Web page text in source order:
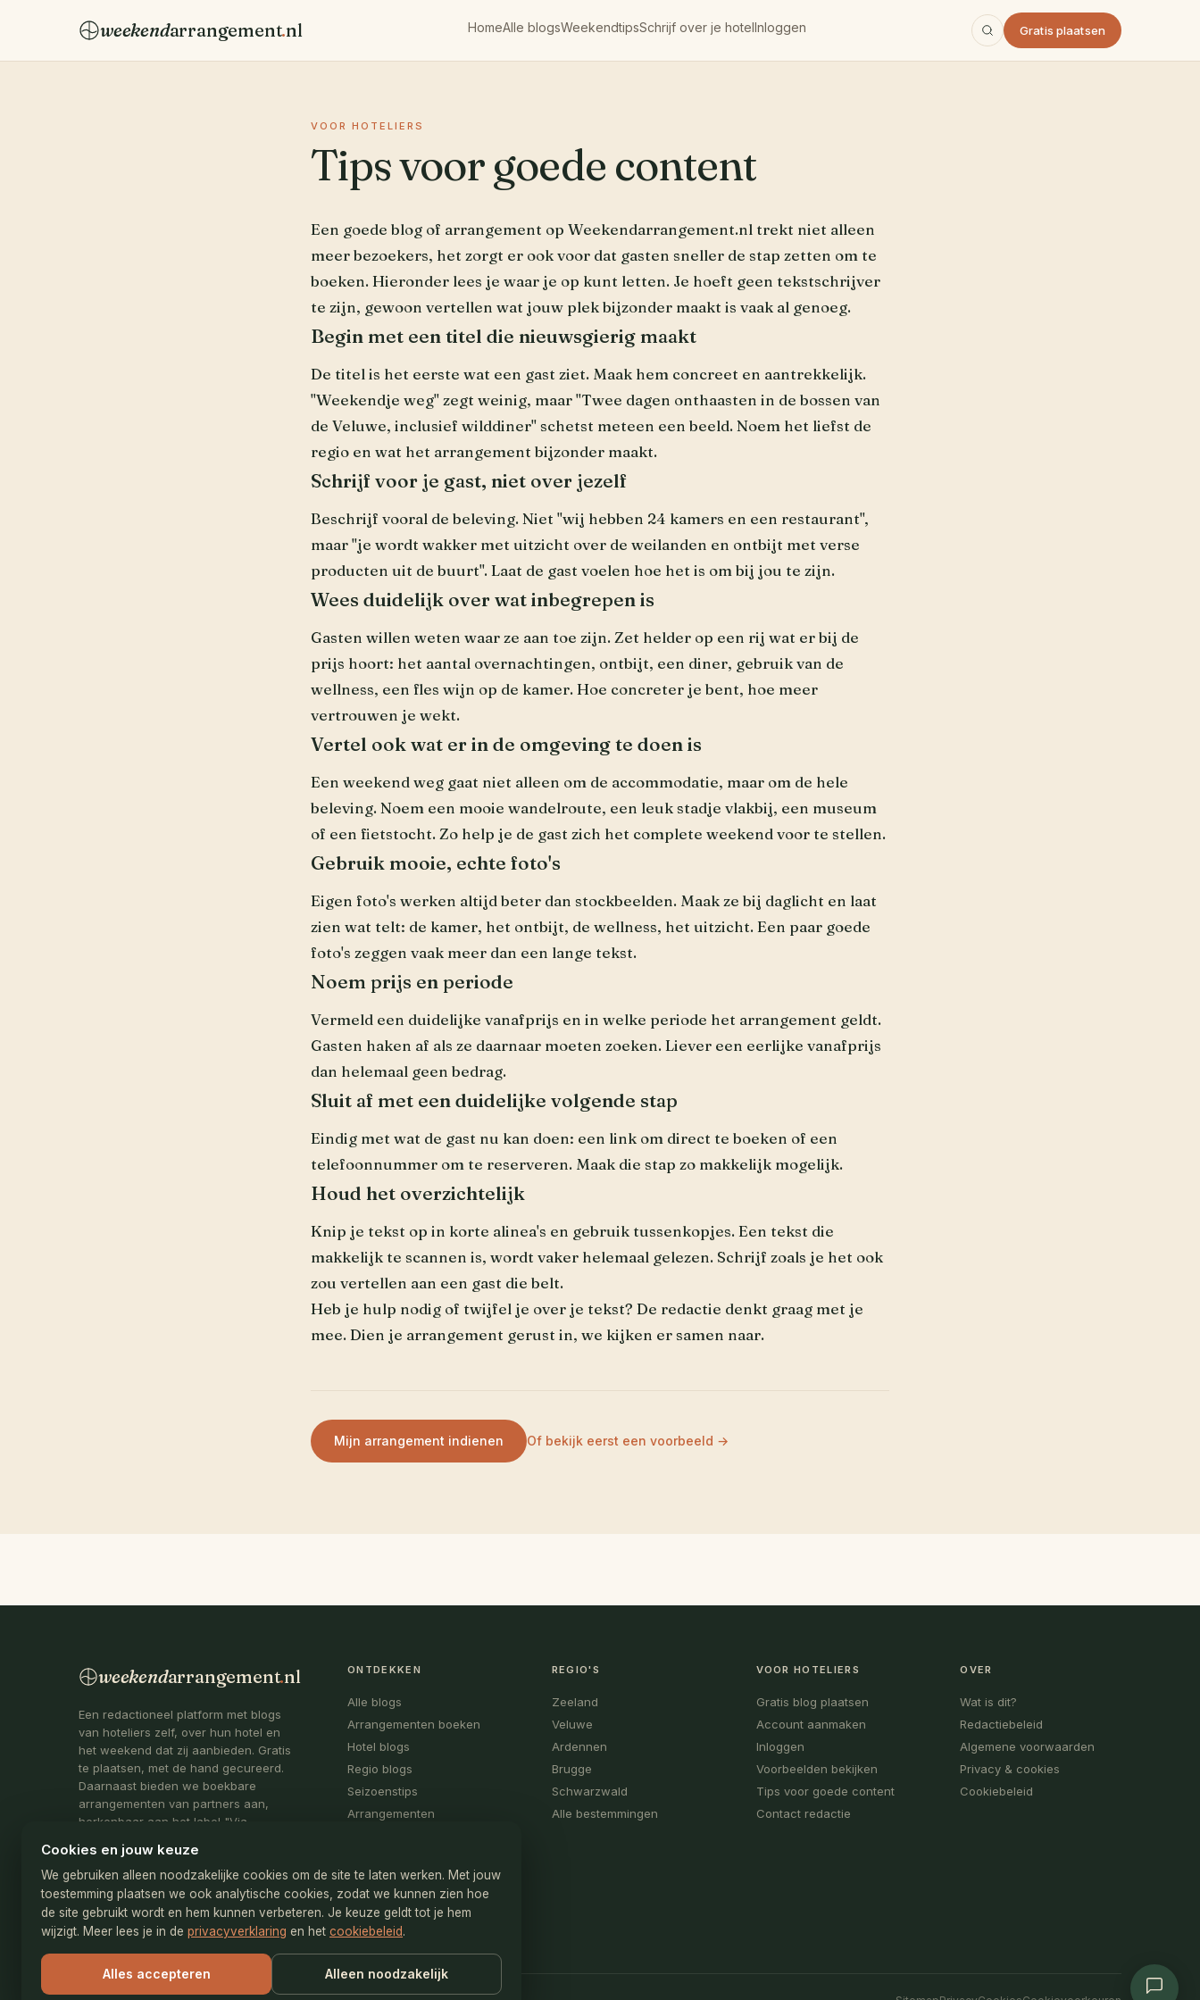
weekendarrangement.nl HomeAlle blogsWeekendtipsSchrijf over je hotelInloggen Gratis plaatsen
VOOR HOTELIERS
Tips voor goede content
Een goede blog of arrangement op Weekendarrangement.nl trekt niet alleen
meer bezoekers, het zorgt er ook voor dat gasten sneller de stap zetten om te
boeken. Hieronder lees je waar je op kunt letten. Je hoeft geen tekstschrijver
te zijn, gewoon vertellen wat jouw plek bijzonder maakt is vaak al genoeg.
Begin met een titel die nieuwsgierig maakt
De titel is het eerste wat een gast ziet. Maak hem concreet en aantrekkelijk.
"Weekendje weg" zegt weinig, maar "Twee dagen onthaasten in de bossen van
de Veluwe, inclusief wilddiner" schetst meteen een beeld. Noem het liefst de
regio en wat het arrangement bijzonder maakt.
Schrijf voor je gast, niet over jezelf
Beschrijf vooral de beleving. Niet "wij hebben 24 kamers en een restaurant",
maar "je wordt wakker met uitzicht over de weilanden en ontbijt met verse
producten uit de buurt". Laat de gast voelen hoe het is om bij jou te zijn.
Wees duidelijk over wat inbegrepen is
Gasten willen weten waar ze aan toe zijn. Zet helder op een rij wat er bij de
prijs hoort: het aantal overnachtingen, ontbijt, een diner, gebruik van de
wellness, een fles wijn op de kamer. Hoe concreter je bent, hoe meer
vertrouwen je wekt.
Vertel ook wat er in de omgeving te doen is
Een weekend weg gaat niet alleen om de accommodatie, maar om de hele
beleving. Noem een mooie wandelroute, een leuk stadje vlakbij, een museum
of een fietstocht. Zo help je de gast zich het complete weekend voor te stellen.
Gebruik mooie, echte foto's
Eigen foto's werken altijd beter dan stockbeelden. Maak ze bij daglicht en laat
zien wat telt: de kamer, het ontbijt, de wellness, het uitzicht. Een paar goede
foto's zeggen vaak meer dan een lange tekst.
Noem prijs en periode
Vermeld een duidelijke vanafprijs en in welke periode het arrangement geldt.
Gasten haken af als ze daarnaar moeten zoeken. Liever een eerlijke vanafprijs
dan helemaal geen bedrag.
Sluit af met een duidelijke volgende stap
Eindig met wat de gast nu kan doen: een link om direct te boeken of een
telefoonnummer om te reserveren. Maak die stap zo makkelijk mogelijk.
Houd het overzichtelijk
Knip je tekst op in korte alinea's en gebruik tussenkopjes. Een tekst die
makkelijk te scannen is, wordt vaker helemaal gelezen. Schrijf zoals je het ook
zou vertellen aan een gast die belt.
Heb je hulp nodig of twijfel je over je tekst? De redactie denkt graag met je
mee. Dien je arrangement gerust in, we kijken er samen naar.
Mijn arrangement indienen Of bekijk eerst een voorbeeld →
weekendarrangement.nl
Een redactioneel platform met blogs
van hoteliers zelf, over hun hotel en
het weekend dat zij aanbieden. Gratis
te plaatsen, met de hand gecureerd.
Daarnaast bieden we boekbare
arrangementen van partners aan,
herkenbaar aan het label "Via
Onderdeel van De Webmakelaar
KvK: 78173019
info@weekendarrangement.nl
ONTDEKKEN
Alle blogs
Arrangementen boeken
Hotel blogs
Regio blogs
Seizoenstips
Arrangementen
REGIO'S
Zeeland
Veluwe
Ardennen
Brugge
Schwarzwald
Alle bestemmingen
VOOR HOTELIERS
Gratis blog plaatsen
Account aanmaken
Inloggen
Voorbeelden bekijken
Tips voor goede content
Contact redactie
OVER
Wat is dit?
Redactiebeleid
Algemene voorwaarden
Privacy & cookies
Cookiebeleid
Cookies en jouw keuze
We gebruiken alleen noodzakelijke cookies om de site te laten werken. Met jouw
toestemming plaatsen we ook analytische cookies, zodat we kunnen zien hoe
de site gebruikt wordt en hem kunnen verbeteren. Je keuze geldt tot je hem
wijzigt. Meer lees je in de privacyverklaring en het cookiebeleid.
Alles accepteren Alleen noodzakelijk